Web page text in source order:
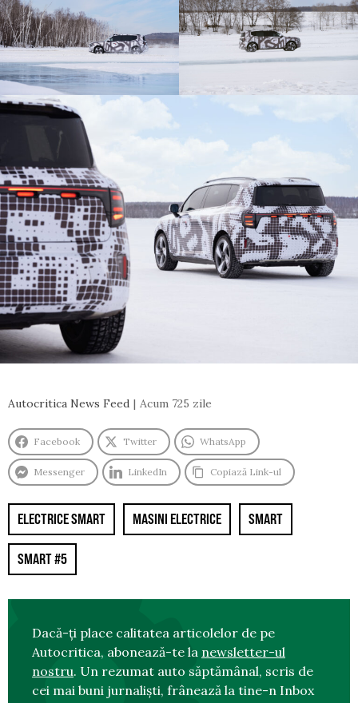
Autocritica News Feed Acum 725 zile
Facebook Twitter WhatsApp
Messenger LinkedIn Copiază Link-ul
ELECTRICE SMART MASINI ELECTRICE SMART
SMART #5
Dacă-ți place calitatea articolelor de pe
Autocritica, abonează-te la newsletter-ul
nostru. Un rezumat auto săptămânal, scris de
cei mai buni jurnaliști, frânează la tine-n Inbox